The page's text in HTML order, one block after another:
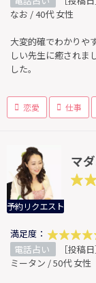
なお / 40代 女性
大変的確でわかりや
しい先生に癒されま
した。
恋愛 仕事
予約リクエスト
マ
満足度：
電話占い
［投稿
ミータン / 50代 女性